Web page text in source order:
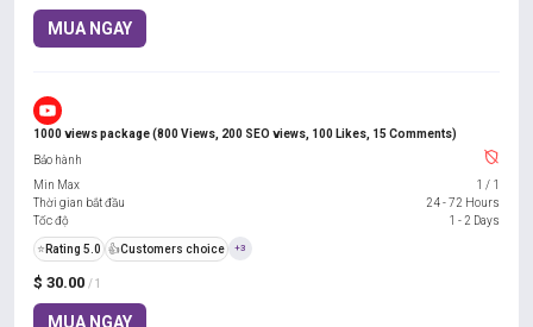
MUA NGAY
1000 views package (800 Views, 200 SEO views, 100 Likes, 15 Comments)
$ 30.00 / 1
MUA NGAY
Bảo hành
Min Max
1 / 1
Thời gian bắt đầu
24 - 72 Hours
Tốc độ
1 - 2 Days
⭐ Rating 5.0 👍Customers choice +3